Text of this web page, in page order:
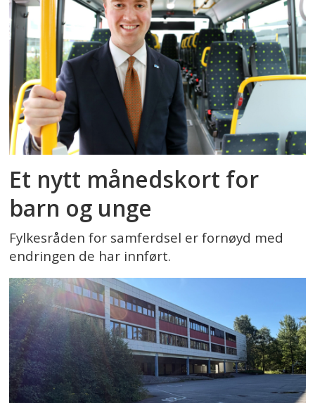
Et nytt månedskort for
barn og unge
Fylkesråden for samferdsel er fornøyd med
endringen de har innført.